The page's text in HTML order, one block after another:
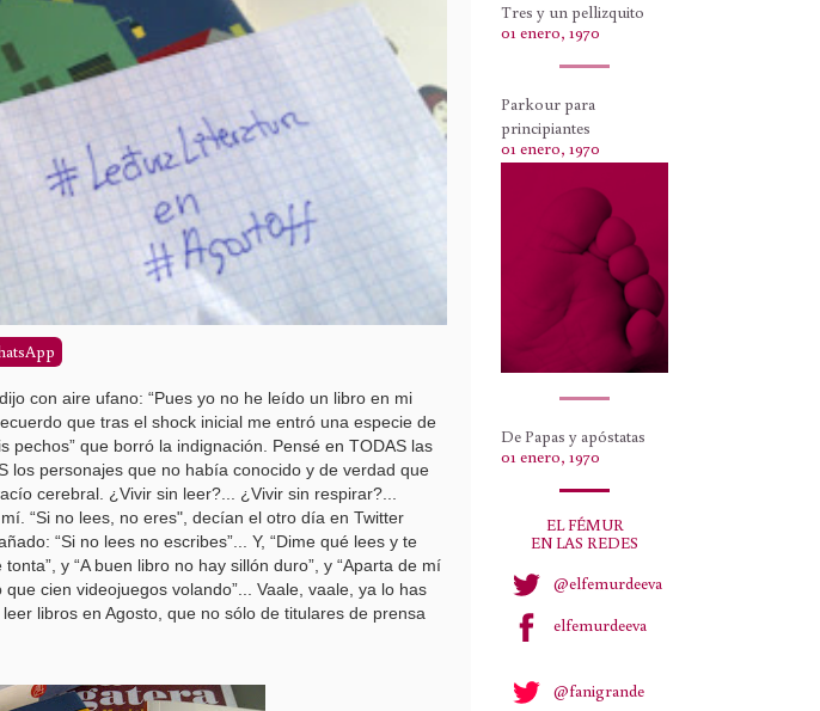
con aire ufano: “Pues yo no he leído un libro en mi
que tras el shock inicial me entró una especie de
pechos” que borró la indignación. Pensé en TODAS las
los personajes que no había conocido y de verdad que
cerebral. ¿Vivir sin leer?... ¿Vivir sin respirar?...
“Si no lees, no eres", decían el otro día en Twitter
“Si no lees no escribes”... Y, “Dime qué lees y te
y “A buen libro no hay sillón duro”, y “Aparta de mí
que cien videojuegos volando”... Vaale, vaale, ya lo has
libros en Agosto, que no sólo de titulares de prensa
Tres y un pellizquito
01 enero, 1970
Parkour para
principiantes
01 enero, 1970
De Papas y apóstatas
01 enero, 1970
EL FÉMUR
EN LAS REDES
@elfemurdeeva
elfemurdeeva
@fanigrande